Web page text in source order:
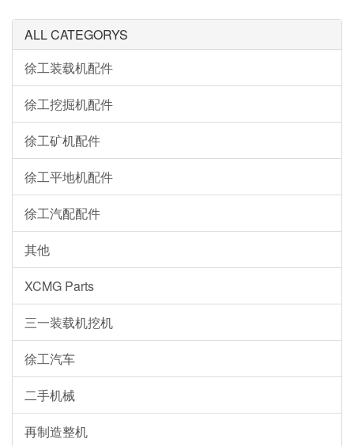
ALL CATEGORYS
徐工装载机配件
徐工挖掘机配件
徐工矿机配件
徐工平地机配件
徐工汽配配件
其他
XCMG Parts
三一装载机挖机
徐工汽车
二手机械
再制造整机